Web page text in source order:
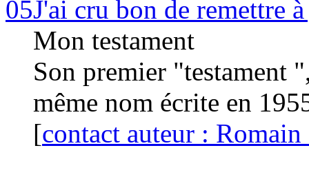
05J'ai cru bon de remettre
Mon testament
Son premier "testament
même nom écrite en
[contact auteur :